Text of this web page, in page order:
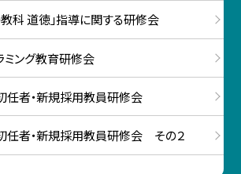
科 道徳」指導に関する研修会
ング教育研修会
任者・新規採用教員研修会
任者・新規採用教員研修会 その２